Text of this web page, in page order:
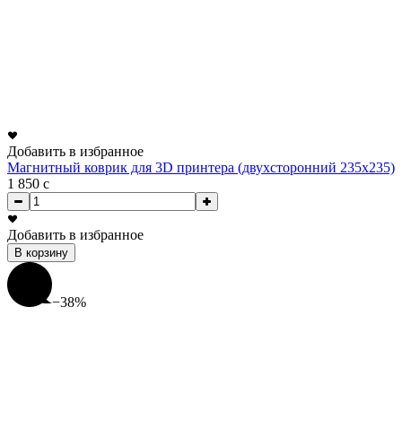
Добавить в избранное
Магнитный коврик для 3D принтера (двухсторонний 235x235)
1 850 c
Добавить в избранное
В корзину
−38%